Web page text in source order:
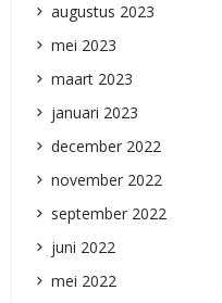
augustus 2023
mei 2023
maart 2023
januari 2023
december 2022
november 2022
september 2022
juni 2022
mei 2022